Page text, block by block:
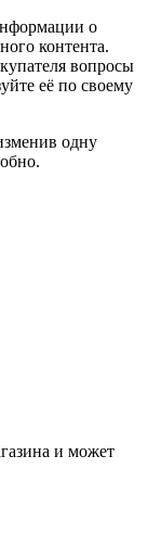
о
контента.
вопросы
её по своему
одну
и может